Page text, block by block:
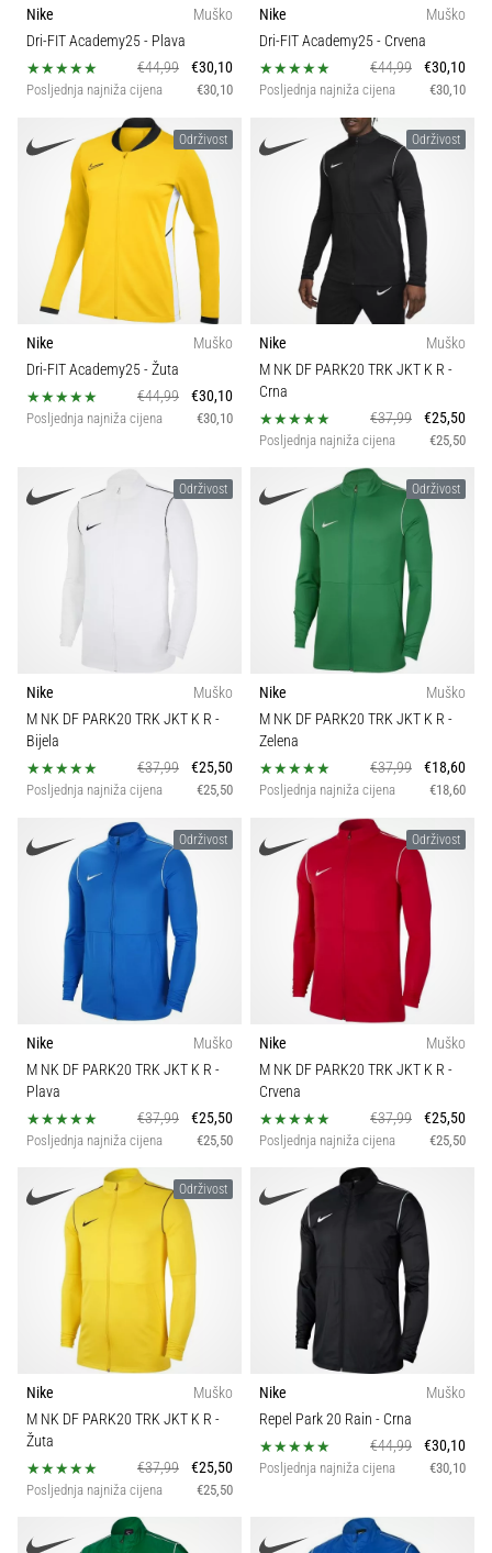
sa
službenim
dresovima
Nike,
adidas
PUMA.
svake
utakmice,
Prikaži
sve
Sport
Održivost
Svojstva
Nike
Muško
Dri-FIT Academy25- Plava
€44,99
€30,10
Posljednja najniža cijena €30,10
Nike
Muško
Dri-FIT Academy25- Crvena
€44,99
€30,10
Posljednja najniža cijena €30,10
Održivost
Nike
Muško
Dri-FIT Academy25- Žuta
€44,99
€30,10
Posljednja najniža cijena €30,10
Održivost
Nike
Muško
M NK DF PARK20 TRK JKT K R -
Crna
€37,99
€25,50
Posljednja najniža cijena €25,50
Održivost
Nike
Muško
M NK DF PARK20 TRK JKT K R -
Bijela
€37,99
€25,50
Posljednja najniža cijena €25,50
Održivost
Nike
Muško
M NK DF PARK20 TRK JKT K R -
Zelena
€37,99
€18,60
Posljednja najniža cijena €18,60
Održivost
Nike
Muško
M NK DF PARK20 TRK JKT K R -
Plava
€37,99
€25,50
Posljednja najniža cijena €25,50
Održivost
Nike
Muško
M NK DF PARK20 TRK JKT K R -
Crvena
€37,99
€25,50
Posljednja najniža cijena €25,50
Održivost
Nike
Muško
M NK DF PARK20 TRK JKT K R -
Žuta
€37,99
€25,50
Posljednja najniža cijena €25,50
Nike
Muško
Repel Park 20 Rain - Crna
€44,99
€30,10
Posljednja najniža cijena €30,10